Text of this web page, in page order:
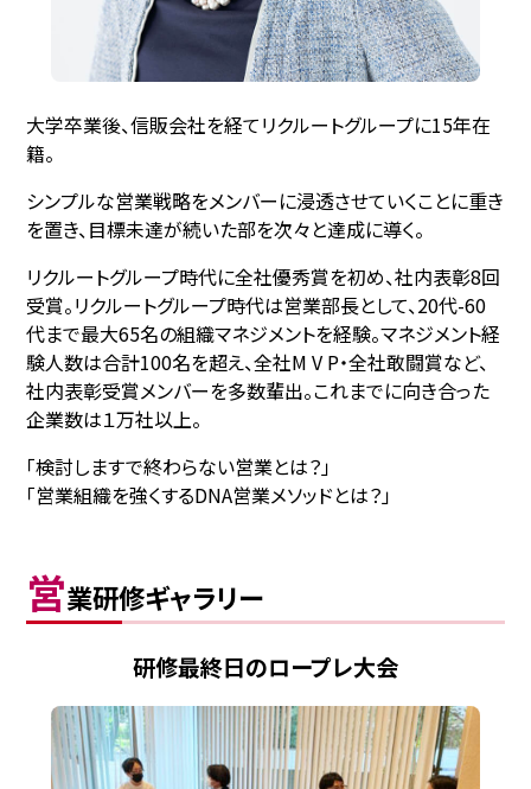
大学卒業後、信販会社を経てリクルートグループに15年在
籍。
シンプルな営業戦略をメンバーに浸透させていくことに重き
を置き、目標未達が続いた部を次々と達成に導く。
リクルートグループ時代に全社優秀賞を初め、社内表彰8回
受賞。リクルートグループ時代は営業部長として、20代-60
代まで最大65名の組織マネジメントを経験。マネジメント経
験人数は合計100名を超え、全社M V P・全社敢闘賞など、
社内表彰受賞メンバーを多数輩出。これまでに向き合った
企業数は１万社以上。
「検討しますで終わらない営業とは？」
「営業組織を強くするDNA営業メソッドとは？」
営業研修ギャラリー
研修最終日のロープレ大会